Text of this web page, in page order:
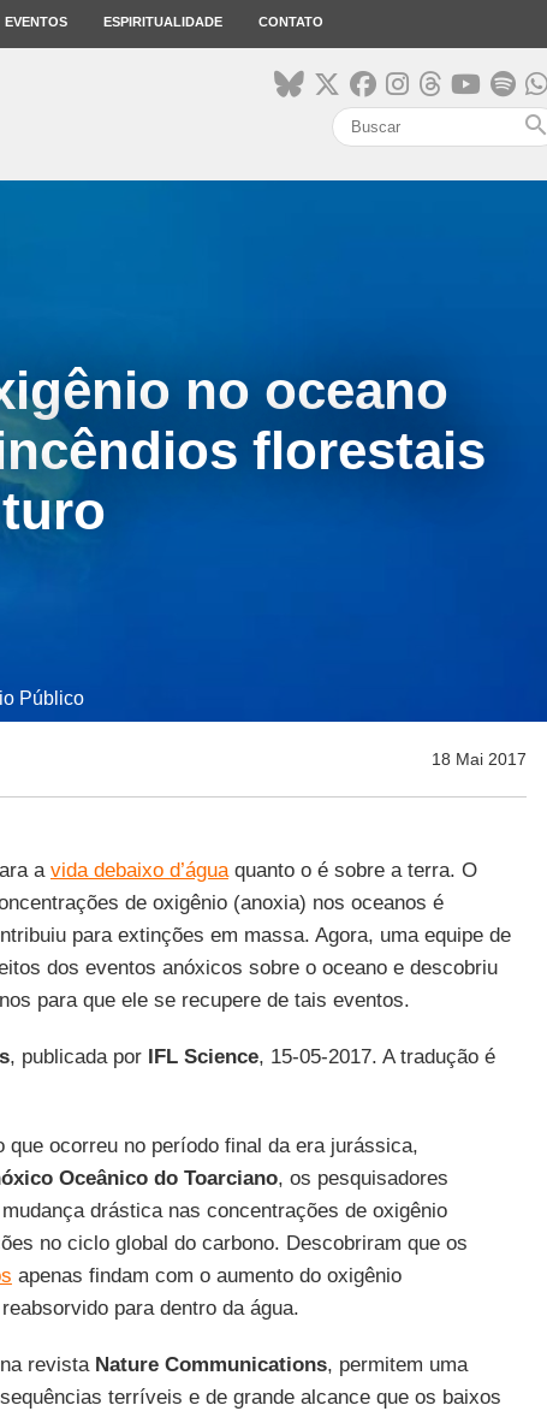
EVENTOS ESPIRITUALIDADE CONTATO
search
no oceano
florestais
Público
18 Mai 2017
a vida debaixo d’águaquanto o é sobre a terra. O
de oxigênio (anoxia) nos oceanos é
para extinções em massa. Agora, uma equipe de
dos eventos anóxicos sobre o oceano e descobriu
para que ele se recupere de tais eventos.
, publicada por IFL Science, 15-05-2017. A tradução é
que ocorreu no período final da era jurássica,
Oceânico do Toarciano, os pesquisadores
drástica nas concentrações de oxigênio
no ciclo global do carbono. Descobriram que os
apenas findam com o aumento do oxigênio
para dentro da água.
revista Nature Communications, permitem uma
terríveis e de grande alcance que os baixos